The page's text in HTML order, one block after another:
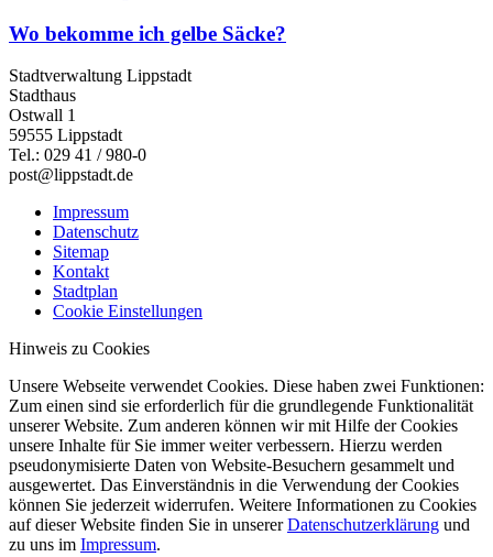
Wo bekomme ich gelbe Säcke?
Stadtverwaltung Lippstadt
Stadthaus
Ostwall 1
59555 Lippstadt
Tel.: 029 41 / 980-0
post@lippstadt.de
Impressum
Datenschutz
Sitemap
Kontakt
Stadtplan
Cookie Einstellungen
Hinweis zu Cookies
Unsere Webseite verwendet Cookies. Diese haben zwei Funktionen:
Zum einen sind sie erforderlich für die grundlegende Funktionalität
unserer Website. Zum anderen können wir mit Hilfe der Cookies
unsere Inhalte für Sie immer weiter verbessern. Hierzu werden
pseudonymisierte Daten von Website-Besuchern gesammelt und
ausgewertet. Das Einverständnis in die Verwendung der Cookies
können Sie jederzeit widerrufen. Weitere Informationen zu Cookies
auf dieser Website finden Sie in unsererDatenschutzerklärung und
zu uns im Impressum.